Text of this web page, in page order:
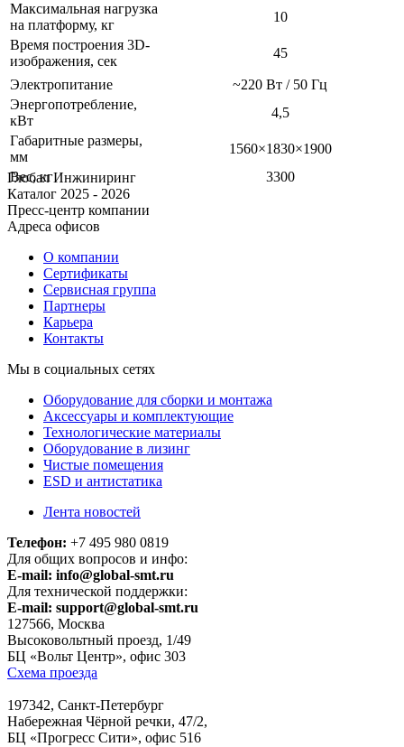
Максимальная нагрузка
на платформу, кг
10
Время построения 3D-
изображения, сек
45
Электропитание
~220 Вт / 50 Гц
Энергопотребление,
кВт
4,5
Габаритные размеры,
мм
1560×1830×1900
Вес, кг
3300
Глобал Инжиниринг
Каталог 2025 - 2026
Пресс-центр компании
Адреса офисов
О компании
Сертификаты
Сервисная группа
Партнеры
Карьера
Контакты
Мы в социальных сетях
Оборудование для сборки и монтажа
Аксессуары и комплектующие
Технологические материалы
Оборудование в лизинг
Чистые помещения
ESD и антистатика
Лента новостей
Телефон: +7 495 980 0819
Для общих вопросов и инфо:
E-mail: info@global-smt.ru
Для технической поддержки:
E-mail: support@global-smt.ru
127566, Москва
Высоковольтный проезд, 1/49
БЦ «Вольт Центр», офис 303
Схема проезда
197342, Санкт-Петербург
Набережная Чёрной речки, 47/2,
БЦ «Прогресс Сити», офис 516